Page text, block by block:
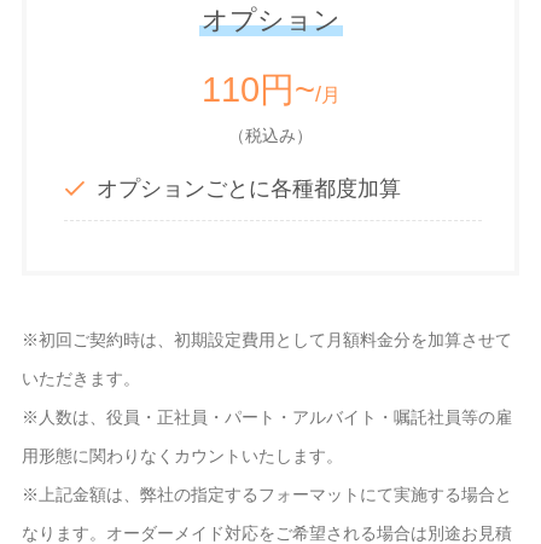
オプション
110円~/月
（税込み）
オプションごとに各種都度加算
※初回ご契約時は、初期設定費用として月額料金分を加算させて
いただきます。
※人数は、役員・正社員・パート・アルバイト・嘱託社員等の雇
用形態に関わりなくカウントいたします。
※上記金額は、弊社の指定するフォーマットにて実施する場合と
なります。オーダーメイド対応をご希望される場合は別途お見積